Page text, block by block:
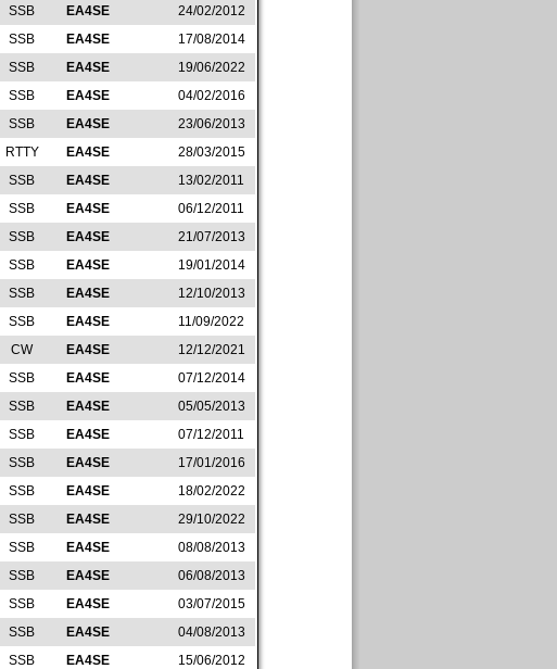
SSB EA4SE
24/02/2012
SSB EA4SE
17/08/2014
SSB EA4SE
19/06/2022
SSB EA4SE
04/02/2016
SSB EA4SE
23/06/2013
RTTY EA4SE
28/03/2015
SSB EA4SE
13/02/2011
SSB EA4SE
06/12/2011
SSB EA4SE
21/07/2013
SSB EA4SE
19/01/2014
SSB EA4SE
12/10/2013
SSB EA4SE
11/09/2022
CW EA4SE
12/12/2021
SSB EA4SE
07/12/2014
SSB EA4SE
05/05/2013
SSB EA4SE
07/12/2011
SSB EA4SE
17/01/2016
SSB EA4SE
18/02/2022
SSB EA4SE
29/10/2022
SSB EA4SE
08/08/2013
SSB EA4SE
06/08/2013
SSB EA4SE
03/07/2015
SSB EA4SE
04/08/2013
SSB EA4SE
15/06/2012